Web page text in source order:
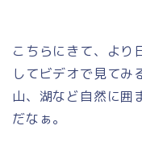
こちらにきて、より
してビデオで見てみ
山、湖など自然に囲
だなぁ。